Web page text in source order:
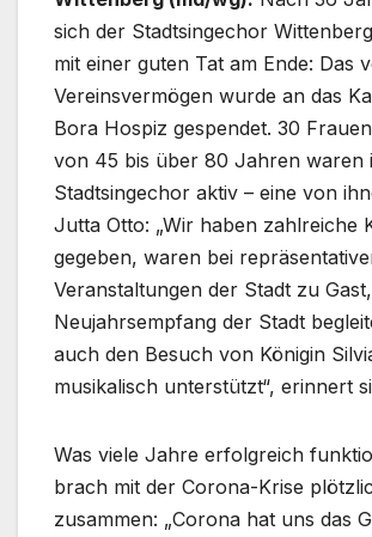
sich der Stadtsingechor
mit einer guten Tat am Ende: Das
Vereinsvermögen wurde an das
Bora Hospiz gespendet. 30
von 45 bis über 80 Jahren waren
Stadtsingechor aktiv – eine von
Jutta Otto: „Wir haben zahlreiche
gegeben, waren bei
Veranstaltungen der Stadt zu
Neujahrsempfang der Stadt
auch den Besuch von Königin
musikalisch unterstützt“, erinnert
Was viele Jahre erfolgreich
brach mit der Corona-Krise
zusammen: „Corona hat uns das